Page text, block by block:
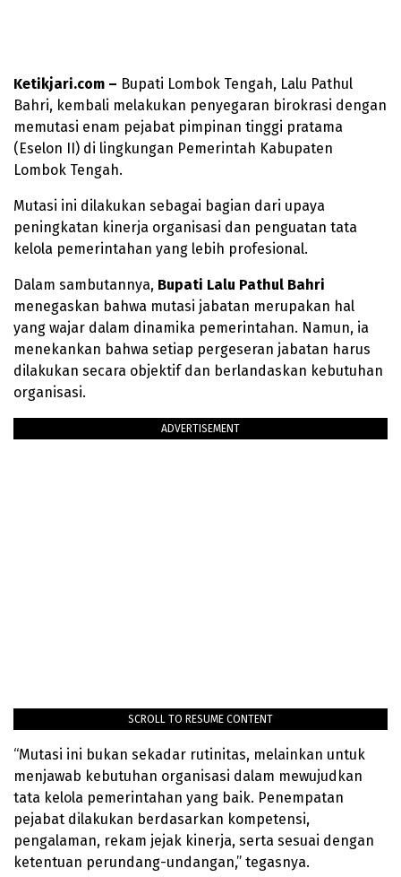
Ketikjari.com – Bupati Lombok Tengah, Lalu Pathul
Bahri, kembali melakukan penyegaran birokrasi dengan
memutasi enam pejabat pimpinan tinggi pratama
(Eselon II) di lingkungan Pemerintah Kabupaten
Lombok Tengah.
Mutasi ini dilakukan sebagai bagian dari upaya
peningkatan kinerja organisasi dan penguatan tata
kelola pemerintahan yang lebih profesional.
Dalam sambutannya, Bupati Lalu Pathul Bahri
menegaskan bahwa mutasi jabatan merupakan hal
yang wajar dalam dinamika pemerintahan. Namun, ia
menekankan bahwa setiap pergeseran jabatan harus
dilakukan secara objektif dan berlandaskan kebutuhan
organisasi.
ADVERTISEMENT
SCROLL TO RESUME CONTENT
“Mutasi ini bukan sekadar rutinitas, melainkan untuk
menjawab kebutuhan organisasi dalam mewujudkan
tata kelola pemerintahan yang baik. Penempatan
pejabat dilakukan berdasarkan kompetensi,
pengalaman, rekam jejak kinerja, serta sesuai dengan
ketentuan perundang-undangan,” tegasnya.